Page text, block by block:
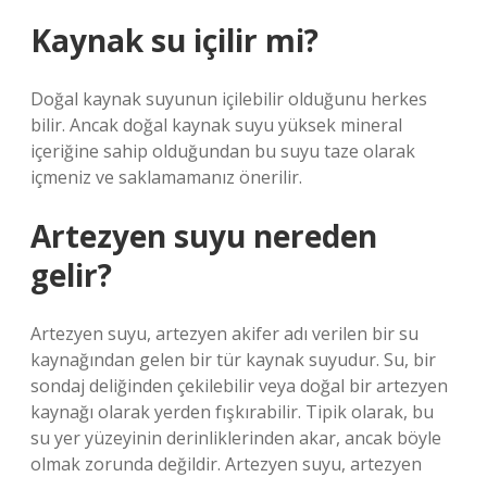
Kaynak su içilir mi?
Doğal kaynak suyunun içilebilir olduğunu herkes
bilir. Ancak doğal kaynak suyu yüksek mineral
içeriğine sahip olduğundan bu suyu taze olarak
içmeniz ve saklamamanız önerilir.
Artezyen suyu nereden
gelir?
Artezyen suyu, artezyen akifer adı verilen bir su
kaynağından gelen bir tür kaynak suyudur. Su, bir
sondaj deliğinden çekilebilir veya doğal bir artezyen
kaynağı olarak yerden fışkırabilir. Tipik olarak, bu
su yer yüzeyinin derinliklerinden akar, ancak böyle
olmak zorunda değildir. Artezyen suyu, artezyen